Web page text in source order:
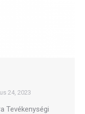
24, 2023
Tevékenységi